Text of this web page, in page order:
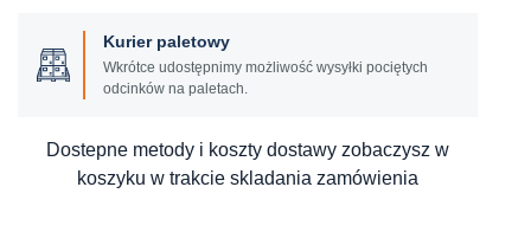
Kurier paletowy
Wkrótce udostępnimy możliwość wysyłki pociętych
odcinków na paletach.
Dostepne metody i koszty dostawy zobaczysz w
koszyku w trakcie skladania zamówienia